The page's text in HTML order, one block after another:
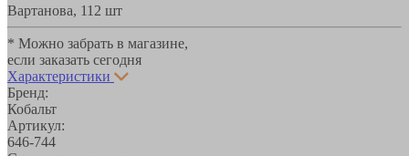
Вартанова, 11 2 шт
* Можно забрать в магазине,
если заказать сегодня
Характеристики
Бренд:
Кобальт
Артикул:
646-744